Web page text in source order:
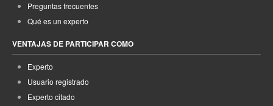
Preguntas frecuentes
Qué es un experto
VENTAJAS DE PARTICIPAR COMO
Experto
Usuario registrado
Experto citado